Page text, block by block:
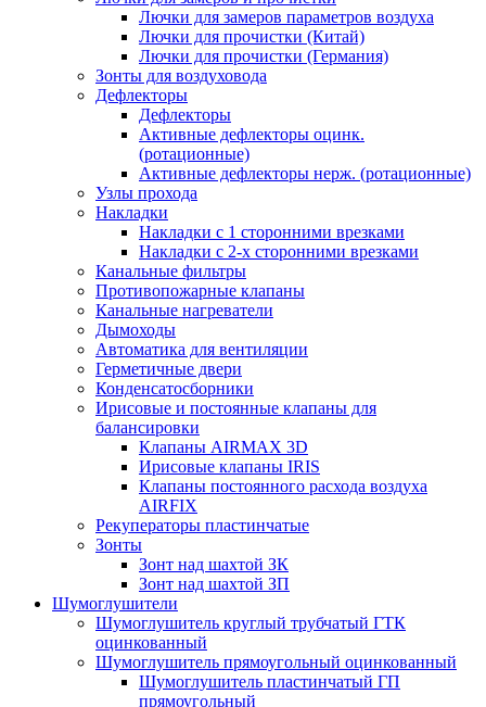
Лючки для замеров параметров воздуха
Лючки для прочистки (Китай)
Лючки для прочистки (Германия)
Зонты для воздуховода
Дефлекторы
Дефлекторы
Активные дефлекторы оцинк.
(ротационные)
Активные дефлекторы нерж. (ротационные)
Узлы прохода
Накладки
Накладки с 1 сторонними врезками
Накладки с 2-х сторонними врезками
Канальные фильтры
Противопожарные клапаны
Канальные нагреватели
Дымоходы
Автоматика для вентиляции
Герметичные двери
Конденсатосборники
Ирисовые и постоянные клапаны для
балансировки
Клапаны AIRMAX 3D
Ирисовые клапаны IRIS
Клапаны постоянного расхода воздуха
AIRFIX
Рекуператоры пластинчатые
Зонты
Зонт над шахтой ЗК
Зонт над шахтой ЗП
Шумоглушители
Шумоглушитель круглый трубчатый ГТК
оцинкованный
Шумоглушитель прямоугольный оцинкованный
Шумоглушитель пластинчатый ГП
прямоугольный